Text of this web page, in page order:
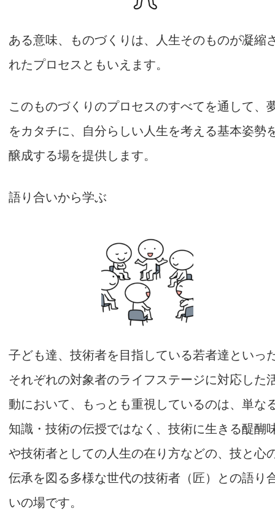
ある意味、ものづくりは、人生そのものが凝縮
れたプロセスともいえます。
このものづくりのプロセスのすべてを通して、
をカタチに、自分らしい人生を考える基本姿勢
醸成する場を提供します。
語り合いから学ぶ
子ども達、技術者を目指している若者達といっ
それぞれの対象者のライフステージに対応した
動において、もっとも重視しているのは、単な
知識・技術の伝授ではなく、技術に生きる醍醐
や技術者としての人生の在り方などの、技と心
伝承を図る多様な世代の技術者（匠）との語り
いの場です。